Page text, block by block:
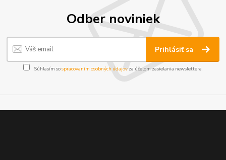
Odber noviniek
Prihlásiť sa
Súhlasím sospracovaním osobných údajov za účelom zasielania newslettera.